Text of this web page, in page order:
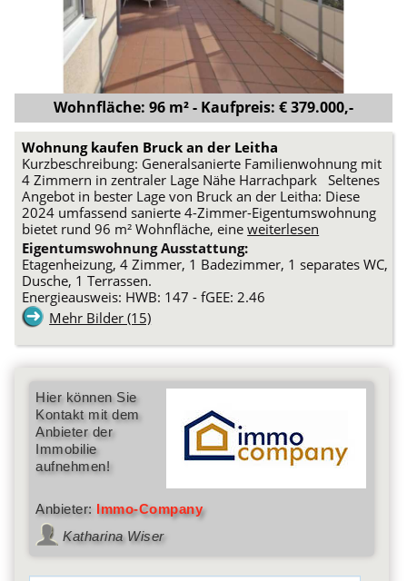
Wohnfläche: 96 m² - Kaufpreis: € 379.000,-
Wohnung kaufen Bruck an der Leitha
Kurzbeschreibung: Generalsanierte Familienwohnung mit
4 Zimmern in zentraler Lage Nähe Harrachpark Seltenes
Angebot in bester Lage von Bruck an der Leitha: Diese
2024 umfassend sanierte 4-Zimmer-Eigentumswohnung
bietet rund 96 m² Wohnfläche, eineweiterlesen
Eigentumswohnung Ausstattung:
Etagenheizung, 4 Zimmer, 1 Badezimmer, 1 separates WC,
Dusche, 1 Terrassen.
Energieausweis: HWB: 147 - fGEE: 2.46
Mehr Bilder (15)
Hier können Sie
Kontakt mit dem
Anbieter der
Immobilie
aufnehmen!
Anbieter: Immo-Company
Katharina Wiser